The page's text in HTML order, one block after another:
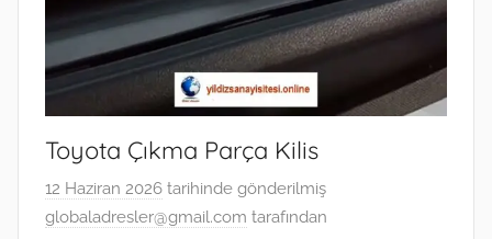
Toyota Çıkma Parça Kilis
12 Haziran 2026 tarihinde gönderilmiş
globaladresler@gmail.com tarafından